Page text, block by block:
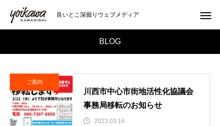
良いとこ深掘りウェブメディア
BLOG
ご案内
川西市中心市街地活性化協議会
事務局移転のお知らせ
2023.03.16